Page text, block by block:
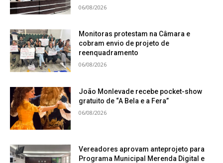
06/08/2026
Monitoras protestam na Câmara e
cobram envio de projeto de
reenquadramento
06/08/2026
João Monlevade recebe pocket-show
gratuito de “A Bela e a Fera”
06/08/2026
Vereadores aprovam anteprojeto para
Programa Municipal Merenda Digital e